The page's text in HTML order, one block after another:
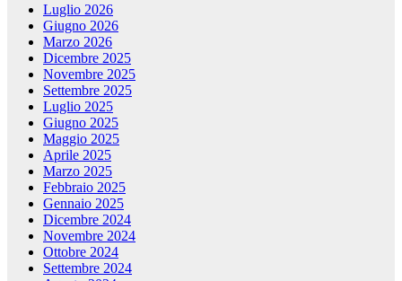
Luglio 2026
Giugno 2026
Marzo 2026
Dicembre 2025
Novembre 2025
Settembre 2025
Luglio 2025
Giugno 2025
Maggio 2025
Aprile 2025
Marzo 2025
Febbraio 2025
Gennaio 2025
Dicembre 2024
Novembre 2024
Ottobre 2024
Settembre 2024